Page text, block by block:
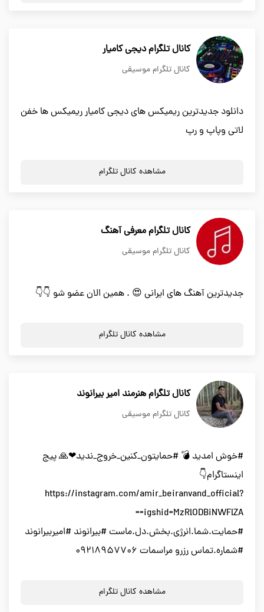
کانال تلگرام دیجی کامیار
کانال تلگرام موسیقی
دانلود جدیدترین ریمیکس های دیجی کامیار ریمیکس ها خفن
لاتی وپاپ و رپ
مشاهده کانال تلگرام
کانال تلگرام معرفی آهنگ
کانال تلگرام موسیقی
جدیدترین آهنگ های ایرانی 😍 . همین الان عضو شو 👇👇
مشاهده کانال تلگرام
کانال تلگرام هنرمند امیر بیرانوند
کانال تلگرام موسیقی
#خوش امدید 💣 #حمایتون_کنین_خروج_ندید❤🙏 پیج
اینستاگرام👇
https://instagram.com/amir_beiranvand_official?
igshid=MzRlODBiNWFlZA==
#حمایت.شما.انرژی.بخش.دل.ماست #بیرانوند #امیربیرانوند
#شماره.تماس رزرو مراسمات 09218957706
مشاهده کانال تلگرام